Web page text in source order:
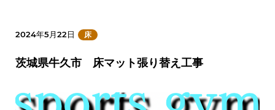
2024年5月22日 床
茨城県牛久市 床マット張り替え工事